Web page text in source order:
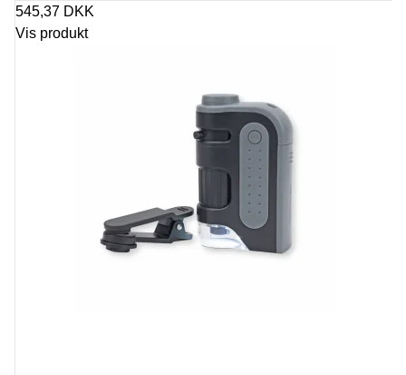
545,37 DKK
Vis produkt